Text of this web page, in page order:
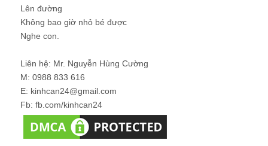
Lên đường
Không bao giờ nhỏ bé được
Nghe con.
Liên hệ: Mr. Nguyễn Hùng Cường
M: 0988 833 616
E: kinhcan24@gmail.com
Fb: fb.com/kinhcan24